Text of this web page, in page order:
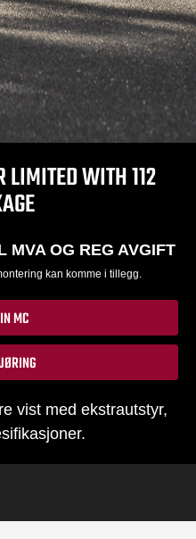
LIMITED WITH 112
MVA OG REG AVGIFT
kan komme i tillegg.
MC
vist med ekstrautstyr,